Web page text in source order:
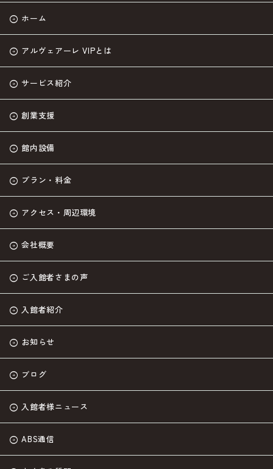
ホーム
アルヴェアーレ VIPとは
サービス紹介
創業支援
館内設備
プラン・料金
アクセス・周辺環境
会社概要
ご入館者さまの声
入館者紹介
お知らせ
ブログ
入館者様ニュース
ABS通信